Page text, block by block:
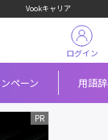
Vookキャリア
ペーン 用語
ログイン